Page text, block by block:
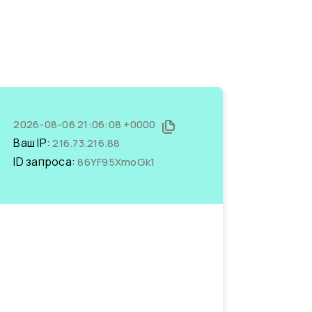
2026-08-06 21:06:08 +0000
Ваш IP:216.73.216.88
ID запроса:86YF95XmoGk1